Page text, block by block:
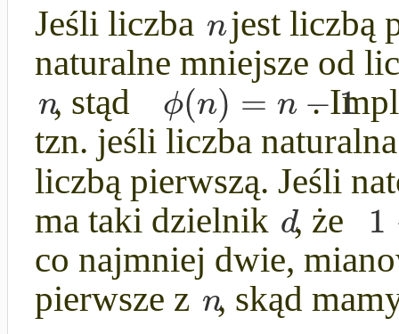
Jeśli liczba njest liczbą
naturalne mniejsze od
n, stąd ϕ(n) = n −1
.
tzn. jeśli liczba
liczbą pierwszą. Jeśli
ma taki dzielnik d, że 1
co najmniej dwie,
pierwsze z n, skąd